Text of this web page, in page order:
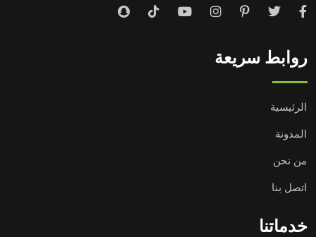
روابط سريعة
الرئيسية
المدونة
من نحن
اتصل بنا
خدماتنا